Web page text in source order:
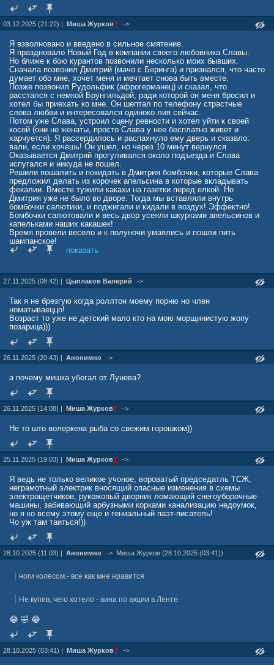
03.12.2025 (21:22) | Миша Журкoв? ->
Я взволновано и введено в сильное смятение.
Я праздновало Новый Год в компании своего любовника Славы.
Но ближе к бою курантов позвонили несколько моих бывших.
Сначала позвонил Дмитрий (мачо с Беринга) и признался, что часто
думает обо мне, хочет меня и мечтает снова быть вместе.
Позже позвонил Рудольфик (афрогерманец) и сказал, что
расстался с немкой Брунгильдой, ради которой он меня бросил и
хотел бы приехать ко мне. Он шептал по телефону страстные
слова любви и интересовался одиноко лия сейчас.
Потом уже Слава, устроил сцену ревности и хотел уйти к своей
косой (они не женаты, просто Слава у нее бесплатно живет и
харчуется). Я рассердилось и распахнуло ему дверь и сказало:
вали, если хочешь! Он ушел, но через 10 минут вернулся.
Оказывается Дмитрий прогуливался около подъезда и Слава
испугался и никуда не пошел.
Решили пошалить и покидать в Дмитрия бомбочки, которые Слава
предложил делать из корочек апельсина в которые вкладывать
фекалии. Вместе тужили какахи на газетки перед елкой. Но
Дмитрия уже не было во дворе. Тогда мы вставляли внутрь
бомбочки салютики, и поджигали и кидали в воздух! Эффектно!
Бомбочки салютовали и весь двор усеяли шкурками апельсинов и
капельками наших какашек!
Время провели весело и к полуночи умаялись и пошли пить
шампанское!
показать
27.11.2025 (08:42) | Цыплаков Валерий ->
Так я не брезгую когда роллтон моему порню но член
номатываеццо!
Возраст то уже не детский мало кто на мою морщинистую жопу
позарица)))
26.11.2025 (20:43) | Анонимно ->
а почему мишка убегал от Лунева?
26.11.2025 (14:08) | Миша Журкoв? ->
Не то што волеркена рыба со свежим горошком))
25.11.2025 (19:03) | Миша Журкoв? ->
Я ведь не только великое учоное, вороватый председатль ТСЖ,
неграмотный электрик вносящий опасные изменения в схемы
электрощетчиков, рукожопый дворник ломающий снегоуборочные
машины, забивающий арбузными корками канализацию недоумок,
но я ко всему этому еще и гениальный паэт-писатель!
Чо уж там таиться!))
28.10.2025 (11:03) | Анонимно -> Миша Журкoв (28.10.2025 (03:41))
ноги колесом.- все как мне нравится
Не купив, чего хотело - вина по акции в Ленте
😂 🤣 😂
28.10.2025 (03:41) | Миша Журкoв? ->